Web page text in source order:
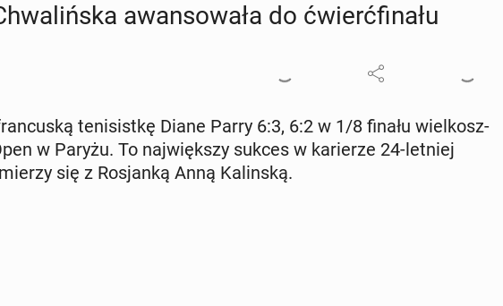
awan­so­wa­ła do ćwierć­fi­na­łu
te­ni­sist­kę Diane Parry 6:3, 6:2 w 1/8 finału wiel­kosz­
w Paryżu. To naj­więk­szy sukces w ka­rie­rze 24-letniej
się z Ro­sjan­ką Anną Ka­lin­ską.